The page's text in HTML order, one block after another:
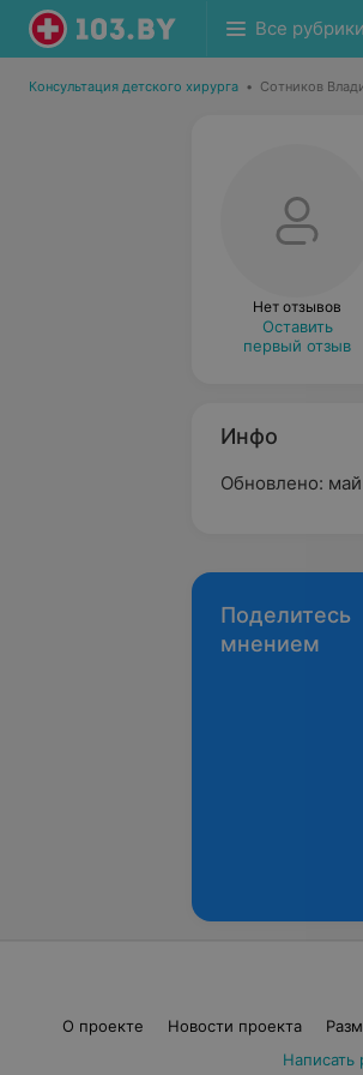
Все рубрики
Консультация детского хирурга • Сотников
Нет отзывов
Оставить
первый отзыв
Инфо
Обновлено:
Поделитесь
мнением
О проекте Новости проекта
Написать